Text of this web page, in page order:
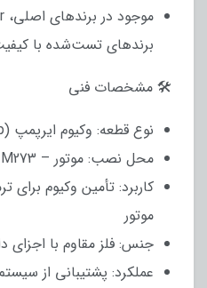
برندهای تست‌شده با
🛠 مشخصات فنی
نوع قطعه: وکیوم ایرپمپ (Vacuum Pump)
محل نصب: موتور – M273
کاربرد: تأمین وکیوم
موتور
جنس: فلز مقاوم با اجزای
عملکرد: پشتیبانی از